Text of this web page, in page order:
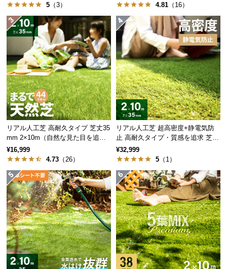
ャ
ン
セ
に
つ
い
て
保
証
に
つ
い
て
会
員
規
約
に
つ
い
複数の葉をミックスして「よりリアルに」
3〜4種類の色や形が違う葉をミックスすることで、
リアル感をアップさせています。
葉の種類
フレッシュ
グリーン
ラッシュ
グリーン
プレーン葉
グリーン
21% 21%
5 （3）
4.81 （16）
リアル人工芝 高耐久タイプ 芝丈35
mm 2×10m（自然な見た目を追
求・U字ピン付属）
¥16,999
4.73 （26）
リアル人工芝 超高密度+静電気防
止 高耐久タイプ・質感を追求 芝丈
35mm 2×10m
¥32,999
5 （1）